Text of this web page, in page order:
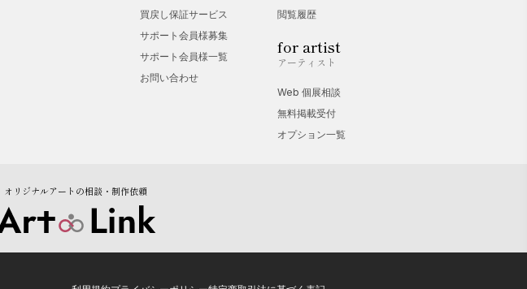
買戻し保証サービス
サポート会員様募集
サポート会員様一覧
お問い合わせ
閲覧履歴
for artist
アーティスト
Web 個展相談
無料掲載受付
オプション一覧
オリジナルアートの相談・制作依頼